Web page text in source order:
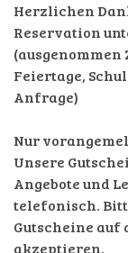
Herzlichen
Reservation
(ausgenommen
Feiertage,
Anfrage)
Nur
Unsere
Angebote und
telefonisch.
Gutscheine auf
akzeptieren.